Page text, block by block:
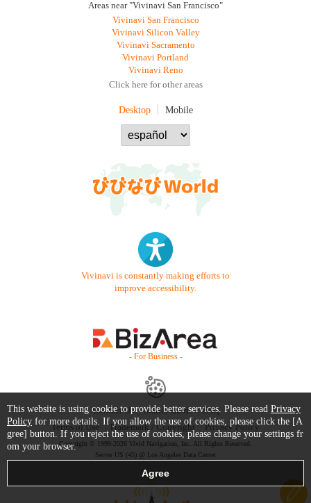
Areas near "Vivinavi San Francisco"
Vivinavi San Francisco
Vivinavi Silicon Valley
Vivinavi Sacramento
Vivinavi Portland
Vivinavi Reno
Click here for other areas
Desktop Mobile
Vivinavi is constantly making efforts to
improve accessibility.
- For Business -
Contact Us Starter Guide
FAQ
Terms of Use
Trademark / Copyright Privacy Policy
Copyright © 1999-2026 Vivid Navigation, Inc. All Rights Reserved.
Server US (45) @ Los Angeles Data Center
This website is using cookie to provide better services. Please read Privacy
Policy for more details. If you allow the use of cookies, please click the [A
gree] button. If you reject the use of cookies, please change your settings fr
om your browser.